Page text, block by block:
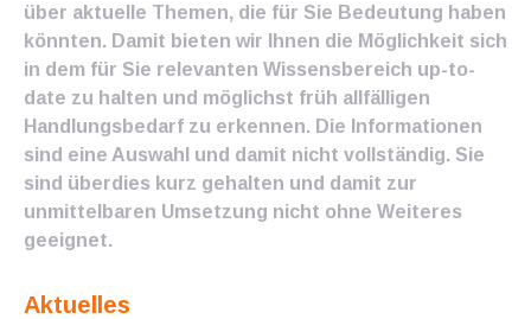
über aktuelle Themen, die für Sie Bedeutung haben
könnten. Damit bieten wir Ihnen die Möglichkeit sich
in dem für Sie relevanten Wissensbereich up-to-
date zu halten und möglichst früh allfälligen
Handlungsbedarf zu erkennen. Die Informationen
sind eine Auswahl und damit nicht vollständig. Sie
sind überdies kurz gehalten und damit zur
unmittelbaren Umsetzung nicht ohne Weiteres
geeignet.
Aktuelles